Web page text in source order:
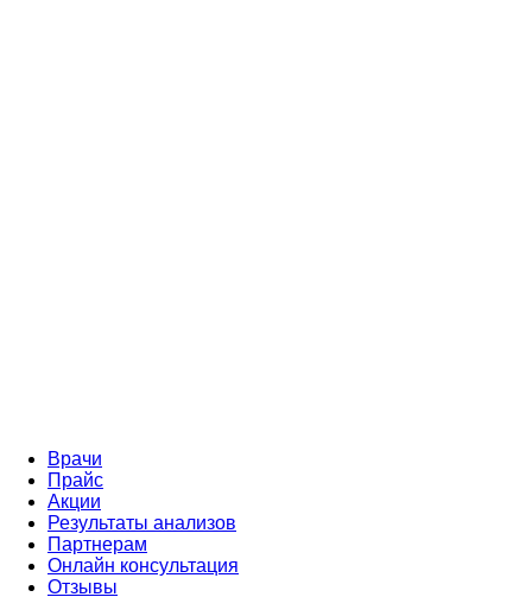
Врачи
Прайс
Акции
Результаты анализов
Партнерам
Онлайн консультация
Отзывы